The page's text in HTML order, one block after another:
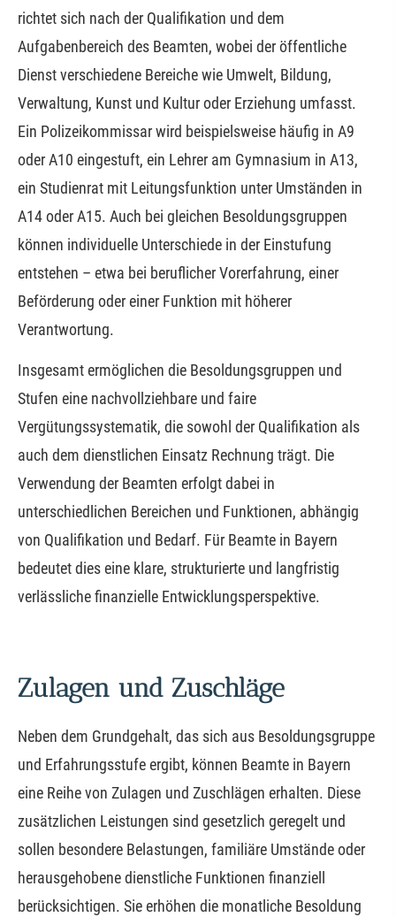
richtet sich nach der Qualifikation und dem
Aufgabenbereich des Beamten, wobei der öffentliche
Dienst verschiedene Bereiche wie Umwelt, Bildung,
Verwaltung, Kunst und Kultur oder Erziehung umfasst.
Ein Polizeikommissar wird beispielsweise häufig in A9
oder A10 eingestuft, ein Lehrer am Gymnasium in A13,
ein Studienrat mit Leitungsfunktion unter Umständen in
A14 oder A15. Auch bei gleichen Besoldungsgruppen
können individuelle Unterschiede in der Einstufung
entstehen – etwa bei beruflicher Vorerfahrung, einer
Beförderung oder einer Funktion mit höherer
Verantwortung.
Insgesamt ermöglichen die Besoldungsgruppen und
Stufen eine nachvollziehbare und faire
Vergütungssystematik, die sowohl der Qualifikation als
auch dem dienstlichen Einsatz Rechnung trägt. Die
Verwendung der Beamten erfolgt dabei in
unterschiedlichen Bereichen und Funktionen, abhängig
von Qualifikation und Bedarf. Für Beamte in Bayern
bedeutet dies eine klare, strukturierte und langfristig
verlässliche finanzielle Entwicklungsperspektive.
Zulagen und Zuschläge
Neben dem Grundgehalt, das sich aus Besoldungsgruppe
und Erfahrungsstufe ergibt, können Beamte in Bayern
eine Reihe von Zulagen und Zuschlägen erhalten. Diese
zusätzlichen Leistungen sind gesetzlich geregelt und
sollen besondere Belastungen, familiäre Umstände oder
herausgehobene dienstliche Funktionen finanziell
berücksichtigen. Sie erhöhen die monatliche Besoldung